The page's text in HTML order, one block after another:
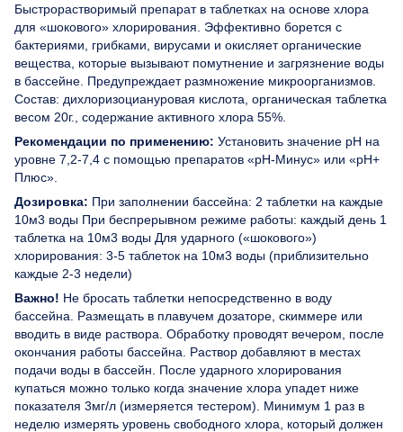
Быстрорастворимый препарат в таблетках на основе хлора
для «шокового» хлорирования. Эффективно борется с
бактериями, грибками, вирусами и окисляет органические
вещества, которые вызывают помутнение и загрязнение воды
в бассейне. Предупреждает размножение микроорганизмов.
Состав: дихлоризоциануровая кислота, органическая таблетка
весом 20г., содержание активного хлора 55%.
Рекомендации по применению: Установить значение рН на
уровне 7,2-7,4 с помощью препаратов «рН-Минус» или «рН+
Плюс».
Дозировка: При заполнении бассейна: 2 таблетки на каждые
10м3 воды При беспрерывном режиме работы: каждый день 1
таблетка на 10м3 воды Для ударного («шокового»)
хлорирования: 3-5 таблеток на 10м3 воды (приблизительно
каждые 2-3 недели)
Важно! Не бросать таблетки непосредственно в воду
бассейна. Размещать в плавучем дозаторе, скиммере или
вводить в виде раствора. Обработку проводят вечером, после
окончания работы бассейна. Раствор добавляют в местах
подачи воды в бассейн. После ударного хлорирования
купаться можно только когда значение хлора упадет ниже
показателя 3мг/л (измеряется тестером). Минимум 1 раз в
неделю измерять уровень свободного хлора, который должен